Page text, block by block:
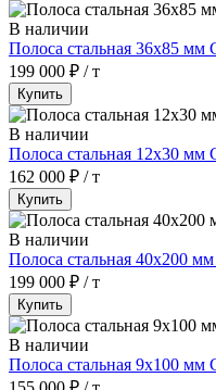
В наличии
Полоса стальная 36х85
199 000 ₽ / т
Купить
В наличии
Полоса стальная 12х30
162 000 ₽ / т
Купить
В наличии
Полоса стальная 40х200
199 000 ₽ / т
Купить
В наличии
Полоса стальная 9х100